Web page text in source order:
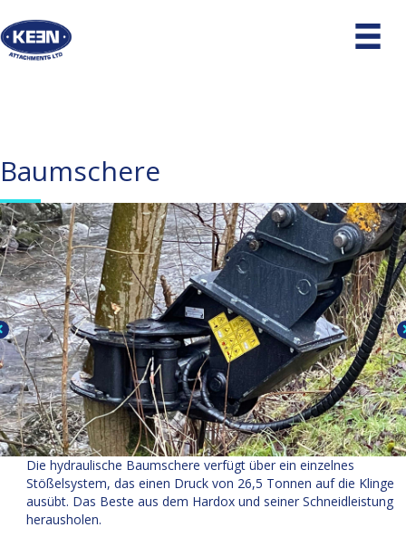
Baumschere
Die hydraulische Baumschere verfügt über ein einzelnes
Stößelsystem, das einen Druck von 26,5 Tonnen auf die Klinge
ausübt. Das Beste aus dem Hardox und seiner Schneidleistung
herausholen.